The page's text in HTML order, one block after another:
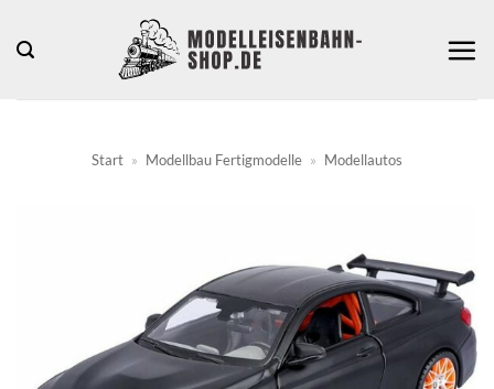
Inhalt
Start » Modellbau Fertigmodelle » Modellautos